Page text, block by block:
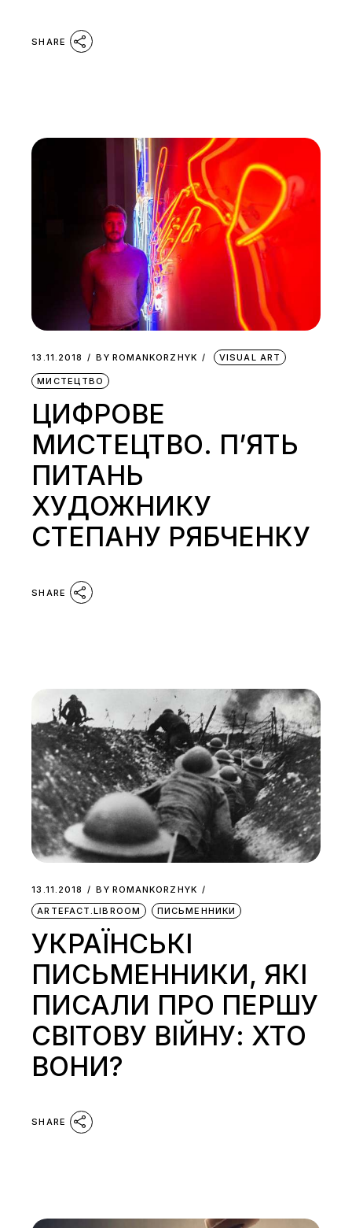
SHARE
13.11.2018 BY ROMANKORZHYK VISUAL ART
МИСТЕЦТВО
ЦИФРОВЕ
МИСТЕЦТВО. П’ЯТЬ
ПИТАНЬ
ХУДОЖНИКУ
СТЕПАНУ РЯБЧЕНКУ
SHARE
13.11.2018 BY ROMANKORZHYK
ARTEFACT.LIBROOM
ПИСЬМЕННИКИ
УКРАЇНСЬКІ
ПИСЬМЕННИКИ, ЯКІ
ПИСАЛИ ПРО ПЕРШУ
СВІТОВУ ВІЙНУ: ХТО
ВОНИ?
SHARE